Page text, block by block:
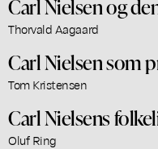
Carl Nielsen og
Thorvald Aagaard
Carl Nielsen som
Tom Kristensen
Carl Nielsens
Oluf Ring